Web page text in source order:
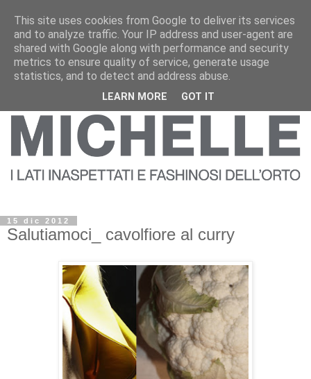
15 dic 2012
Salutiamoci_ cavolfiore al curry
This site uses cookies from Google to deliver its services
and to analyze traffic. Your IP address and user-agent are
shared with Google along with performance and security
metrics to ensure quality of service, generate usage
statistics, and to detect and address abuse.
LEARN MORE GOT IT